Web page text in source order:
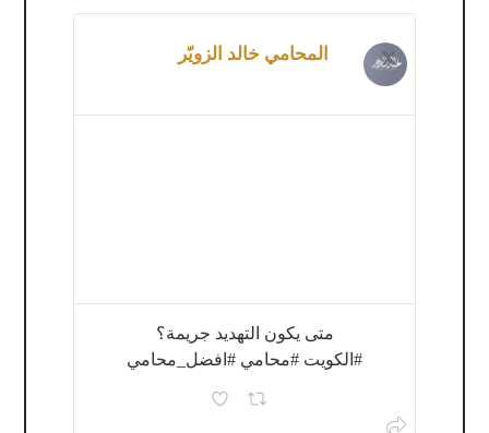
المحامي خالد الزويّر
متى يكون التهديد جريمة؟
#الكويت #محامي #افضل_محامي